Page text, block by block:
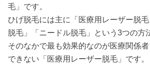
毛」です。
ひげ脱毛には主に「医療用レーザー脱毛
脱毛」「ニードル脱毛」という3つの方
そのなかで最も効果的なのが医療関係
できない「医療用レーザー脱毛」です。